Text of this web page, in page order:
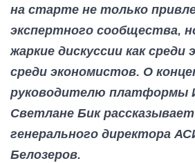
на старте не только
экспертного сообщества,
жаркие дискуссии как среди
среди экономистов. О
руководителю платформы
Светлане Бик
генерального директора
Белозеров.